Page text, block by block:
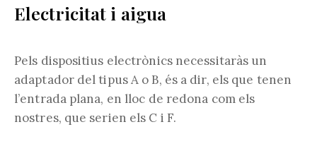
Electricitat i aigua
Pels dispositius electrònics necessitaràs un
adaptador del tipus A o B, és a dir, els que tenen
l’entrada plana, en lloc de redona com els
nostres, que serien els C i F.